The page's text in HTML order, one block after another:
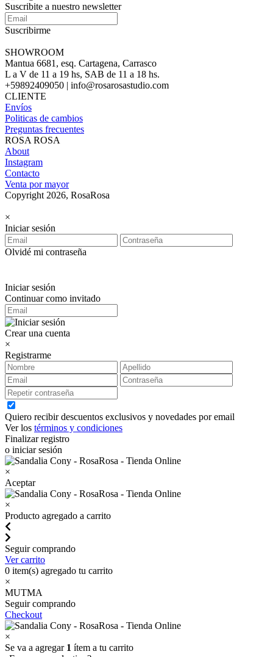
Suscribite a nuestro newsletter
Suscribirme
SHOWROOM
Mantua 6681, esq. Cartagena, Carrasco
L a V de 11 a 19 hs, SAB de 11 a 18 hs.
+59892409050 | info@rosarosastudio.com
CLIENTE
Envíos
Politicas de cambios
Preguntas frecuentes
ROSA ROSA
About
Instagram
Contacto
Venta por mayor
Copyright 2026, RosaRosa
×
Iniciar sesión
Olvidé mi contraseña
Iniciar sesión
Continuar como invitado
Crear una cuenta
×
Registrarme
Quiero recibir descuentos exclusivos y novedades por email
Ver los términos y condiciones
Finalizar registro
o iniciar sesión
×
Aceptar
×
Producto agregado a carrito
Seguir comprando
Ver carrito
0 item(s) agregado tu carrito
×
MUTMA
Seguir comprando
Checkout
×
Se va a agregar 1 ítem a tu carrito